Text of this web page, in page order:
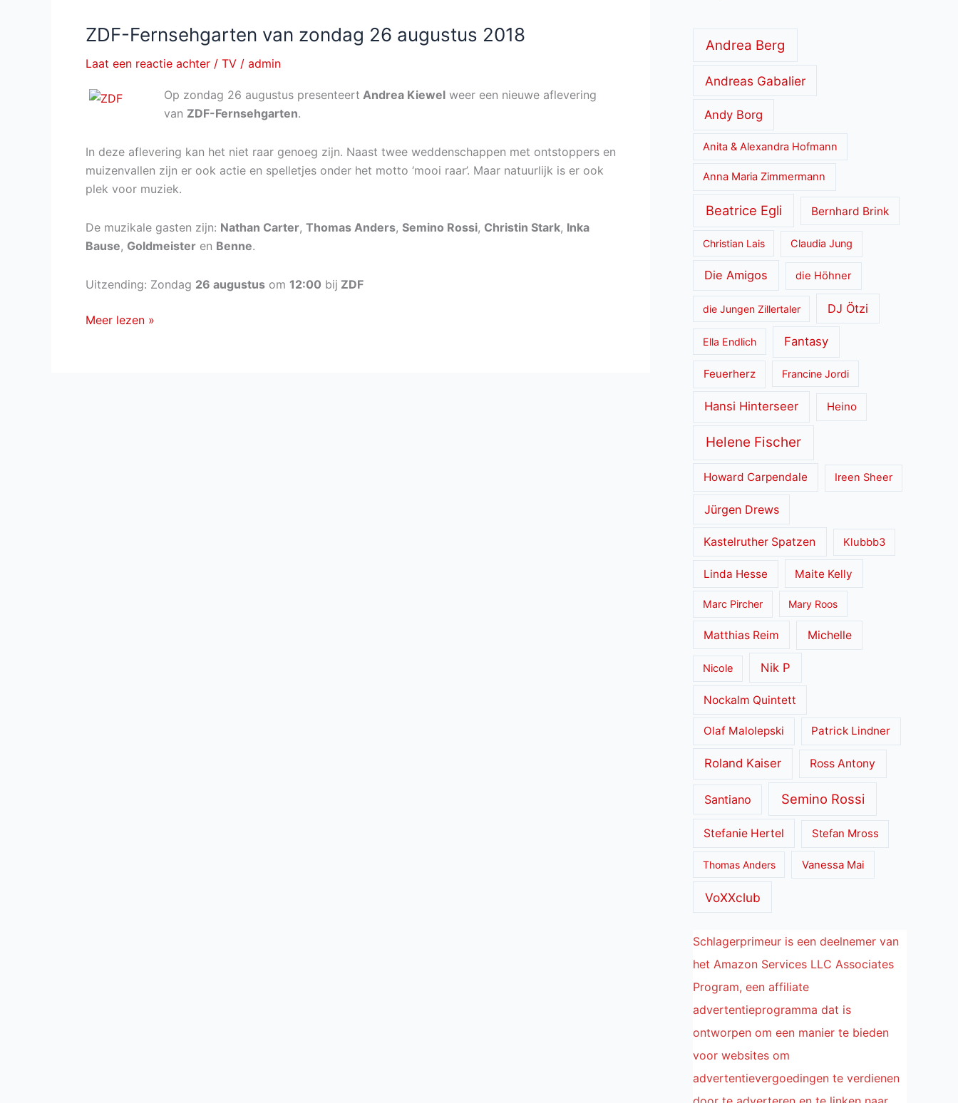
der
Besten
van
12
ARD
ZDF-Fernsehgarten van zondag 26 augustus 2018
Laat een reactie achter / TV / admin
Op zondag 26 augustus presenteert Andrea Kiewel weer een nieuwe aflevering
van ZDF-Fernsehgarten.
In deze aflevering kan het niet raar genoeg zijn. Naast twee weddenschappen met ontstoppers en
muizenvallen zijn er ook actie en spelletjes onder het motto ‘mooi raar’. Maar natuurlijk is er ook
plek voor muziek.
De muzikale gasten zijn: Nathan Carter, Thomas Anders, Semino Rossi, Christin Stark, Inka
Bause, Goldmeister en Benne.
Uitzending: Zondag 26 augustus om 12:00 bij ZDF
ZDF-
Meer lezen »
Andrea Berg
Andreas Gabalier
Andy Borg
Anita & Alexandra Hofmann
Anna Maria Zimmermann
Beatrice Egli Bernhard Brink
Christian Lais Claudia Jung
Die Amigos die Höhner
die Jungen Zillertaler DJ Ötzi
Ella Endlich Fantasy
Feuerherz Francine Jordi
Hansi Hinterseer Heino
Helene Fischer
Howard Carpendale Ireen Sheer
Jürgen Drews
Kastelruther Spatzen Klubbb3
Linda Hesse Maite Kelly
Marc Pircher Mary Roos
Matthias Reim Michelle
Nicole Nik P
Nockalm Quintett
Olaf Malolepski Patrick Lindner
Roland Kaiser Ross Antony
Santiano Semino Rossi
Stefanie Hertel Stefan Mross
Thomas Anders Vanessa Mai
VoXXclub
Schlagerprimeur is een deelnemer van
het Amazon Services LLC Associates
Program, een affiliate
advertentieprogramma dat is
ontworpen om een manier te bieden
voor websites om
advertentievergoedingen te verdienen